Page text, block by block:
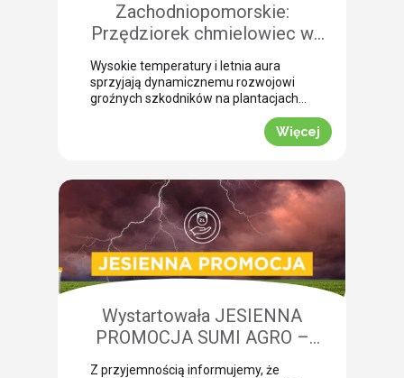
Zachodniopomorskie:
Przędziorek chmielowiec w
burakach. Jak nie pomylić go z
suszą i skutecznie zwalczyć?
(WIDEO)
Wysokie temperatury i letnia aura
sprzyjają dynamicznemu rozwojowi
groźnych szkodników na plantacjach
najbardziej podstępnych zagrożeń w
żerowanie bardzo często jest błędnie
diagnozowane jako brak wody lub
niedobory składników pokarmowych,
co opóźnia wykonanie właściwego
zabiegu. Nasza ekspertka Monika
Krzywak przeprowadziła lustrację w
powiecie gryfickim […]
Więcej
Wystartowała JESIENNA
PROMOCJA SUMI AGRO –
zyskaj natychmiastowe rabaty!
Z przyjemnością informujemy, że